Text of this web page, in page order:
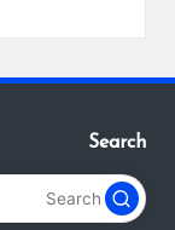
Search